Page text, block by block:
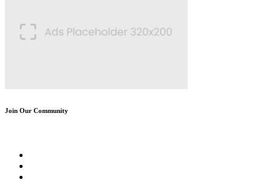
Join Our Community